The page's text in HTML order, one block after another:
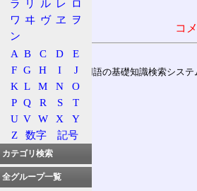
コ
通信用語の基礎知識検索シス
ラ
リ ル レ ロ
ワ ヰ ヴ ヱ
ヲ
ン
A B C D
E
F G H I
J
K L M N
O
P Q R S
T
U V W X
Y
Z
数字 記号
カテゴリ検索
全グループ一覧